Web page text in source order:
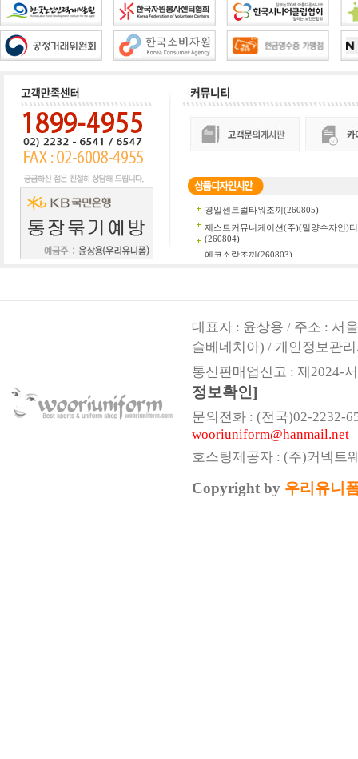
대표자 : 윤상용 / 주소 : 서
슬베네치아) / 개인정보관
통신판매업신고 : 제2024-
정보확인]
문의전화 : (전국)02-2232-
wooriuniform@hanmail.net
호스팅제공자 : (주)커넥트
Copyright by 우리유니